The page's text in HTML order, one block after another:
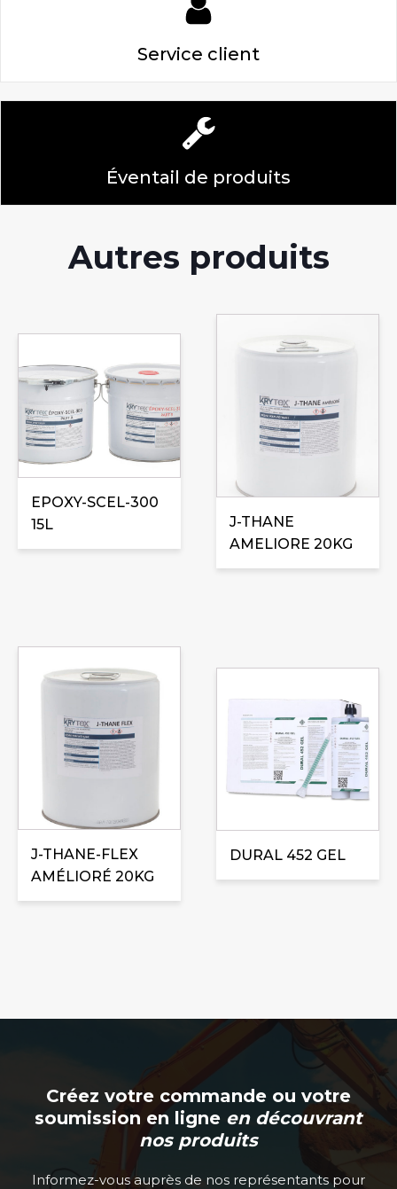
Service client
Éventail de produits
Autres produits
EPOXY-SCEL-300
15L
J-THANE
AMELIORE 20KG
J-THANE-FLEX
AMÉLIORÉ 20KG
DURAL 452 GEL
produit
plusieurs
variations.
Les
peuvent
être
choisies
Créez votre commande ou votre
soumission en ligne en découvrant
nos produits
Informez-vous auprès de nos représentants pour